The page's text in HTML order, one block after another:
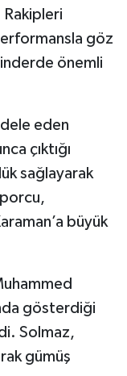
Rakipleri
göz
önemli
eden
çıktığı
sağlayarak
büyük
gösterdiği
Solmaz,
gümüş